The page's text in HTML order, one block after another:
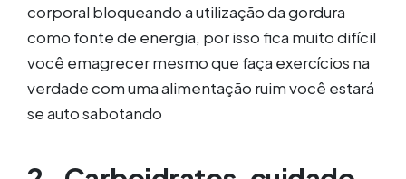
corporal bloqueando a utilização da gordura
como fonte de energia, por isso fica muito difícil
você emagrecer mesmo que faça exercícios na
verdade com uma alimentação ruim você estará
se auto sabotando